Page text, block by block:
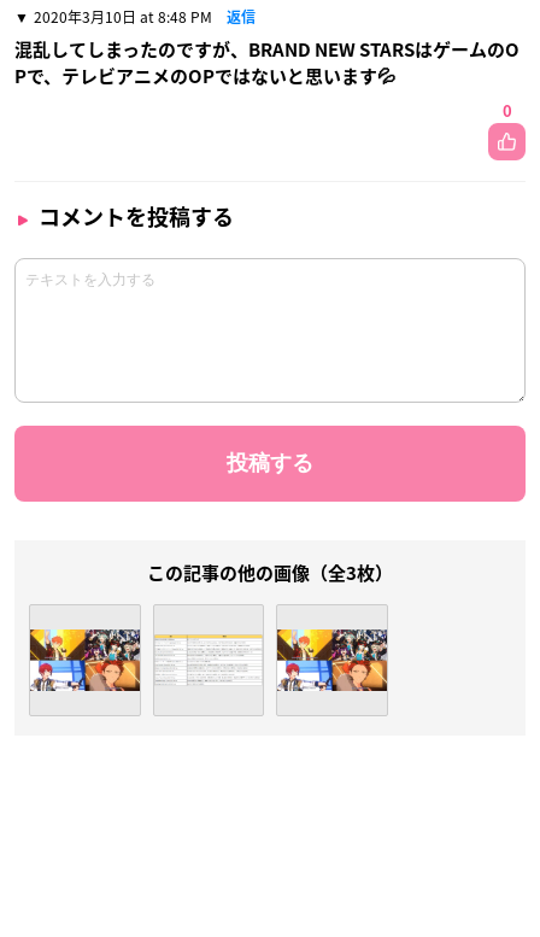
2020年3月10日 at 8:48 PM 返信
混乱してしまったのですが、BRAND NEW STARSはゲームのO
Pで、テレビアニメのOPではないと思います💦
0
コメントを投稿する
この記事の他の画像（全3枚）